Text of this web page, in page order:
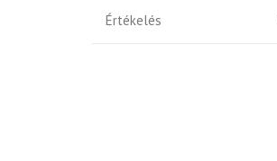
Értékelés